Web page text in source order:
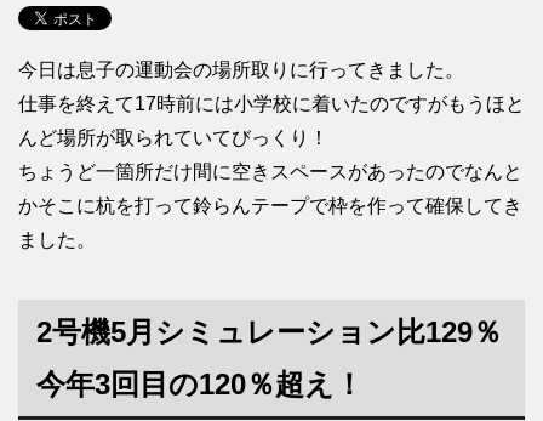
今日は息子の運動会の場所取りに行ってきました。
仕事を終えて17時前には小学校に着いたのですがもうほと
んど場所が取られていてびっくり！
ちょうど一箇所だけ間に空きスペースがあったのでなんと
かそこに杭を打って鈴らんテープで枠を作って確保してき
ました。
2号機5月シミュレーション比129％
今年3回目の120％超え！